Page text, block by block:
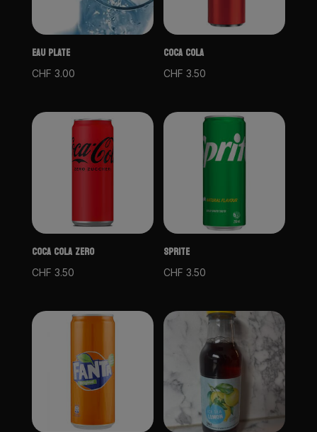
EAU PLATE
CHF 3.00
COCA COLA
CHF 3.50
COCA COLA ZERO
CHF 3.50
SPRITE
CHF 3.50